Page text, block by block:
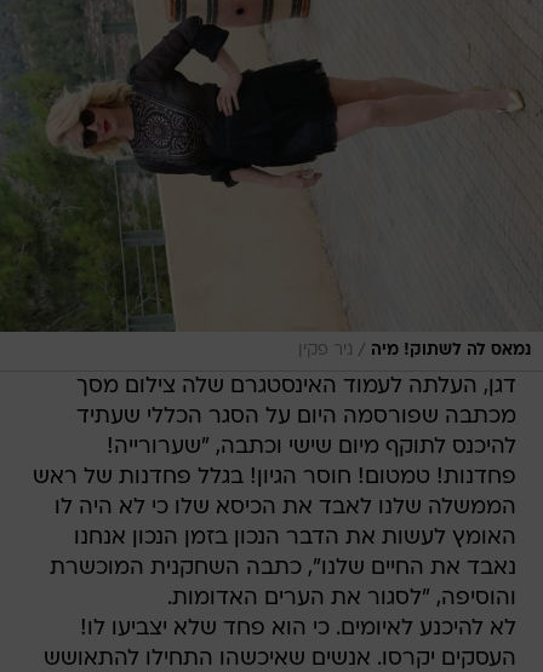
נמאס לה לשתוק! מיה / ניר פקין
דגן, העלתה לעמוד האינסטגרם שלה צילום מסך
מכתבה שפורסמה היום על הסגר הכללי שעתיד
להיכנס לתוקף מיום שישי וכתבה, "שערורייה!
פחדנות! טמטום! חוסר הגיון! בגלל פחדנות של ראש
הממשלה שלנו לאבד את הכיסא שלו כי לא היה לו
האומץ לעשות את הדבר הנכון בזמן הנכון אנחנו
נאבד את החיים שלנו", כתבה השחקנית המוכשרת
והוסיפה, "לסגור את הערים האדומות.
לא להיכנע לאיומים. כי הוא פחד שלא יצביעו לו!
העסקים יקרסו. אנשים שאיכשהו התחילו להתאושש